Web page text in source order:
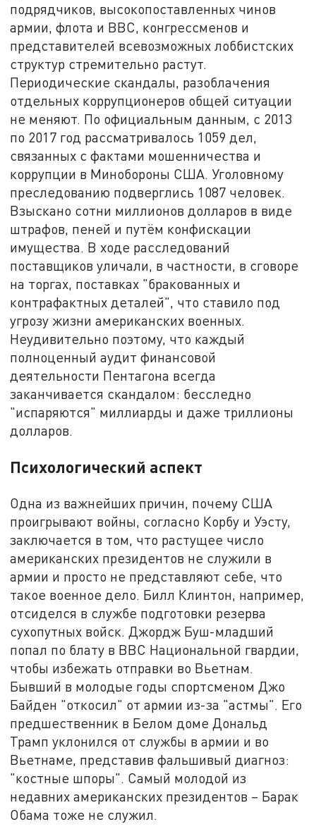
подрядчиков, высокопоставленных чинов
армии, флота и ВВС, конгрессменов и
представителей всевозможных лоббистских
структур стремительно растут.
Периодические скандалы, разоблачения
отдельных коррупционеров общей ситуации
не меняют. По официальным данным, с 2013
по 2017 год рассматривалось 1059 дел,
связанных с фактами мошенничества и
коррупции в Минобороны США. Уголовному
преследованию подверглись 1087 человек.
Взыскано сотни миллионов долларов в виде
штрафов, пеней и путём конфискации
имущества. В ходе расследований
поставщиков уличали, в частности, в сговоре
на торгах, поставках "бракованных и
контрафактных деталей", что ставило под
угрозу жизни американских военных.
Неудивительно поэтому, что каждый
полноценный аудит финансовой
деятельности Пентагона всегда
заканчивается скандалом: бесследно
"испаряются" миллиарды и даже триллионы
долларов.
Психологический аспект
Одна из важнейших причин, почему США
проигрывают войны, согласно Корбу и Уэсту,
заключается в том, что растущее число
американских президентов не служили в
армии и просто не представляют себе, что
такое военное дело. Билл Клинтон, например,
отсиделся в службе подготовки резерва
сухопутных войск. Джордж Буш-младший
попал по блату в ВВС Национальной гвардии,
чтобы избежать отправки во Вьетнам.
Бывший в молодые годы спортсменом Джо
Байден "откосил" от армии из-за "астмы". Его
предшественник в Белом доме Дональд
Трамп уклонился от службы в армии и во
Вьетнаме, представив фальшивый диагноз:
"костные шпоры". Самый молодой из
недавних американских президентов – Барак
Обама тоже не служил.